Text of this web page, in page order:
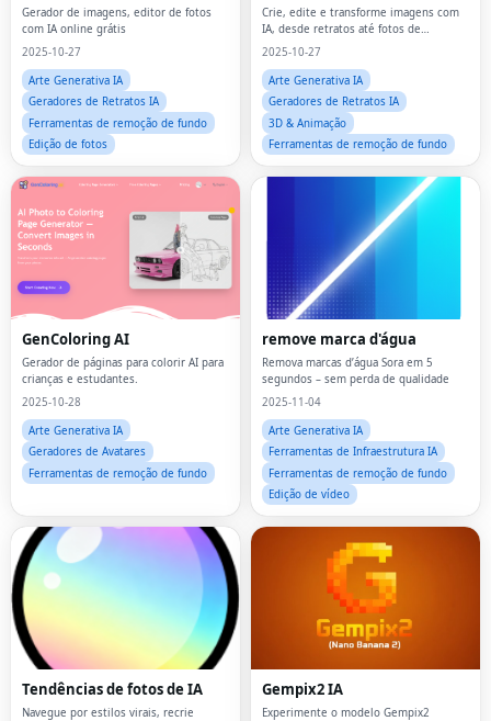
Gerador de imagens, editor de fotos
com IA online grátis
2025-10-27
Arte Generativa IA
Geradores de Retratos IA
Ferramentas de remoção de fundo
Edição de fotos
Crie, edite e transforme imagens com
IA, desde retratos até fotos de
produtos.O NanoEditor oferece
em segundos, sem a necessidade de
habilidades de design.
2025-10-27
Arte Generativa IA
Geradores de Retratos IA
3D & Animação
Ferramentas de remoção de fundo
GenColoring AI
Gerador de páginas para colorir AI para
crianças e estudantes.
2025-10-28
Arte Generativa IA
Geradores de Avatares
Ferramentas de remoção de fundo
remove marca d'água
Remova marcas d’água Sora em 5
segundos – sem perda de qualidade
2025-11-04
Arte Generativa IA
Ferramentas de Infraestrutura IA
Ferramentas de remoção de fundo
Edição de vídeo
Tendências de fotos de IA
Navegue por estilos virais, recrie
Gempix2 IA
Experimente o modelo Gempix2